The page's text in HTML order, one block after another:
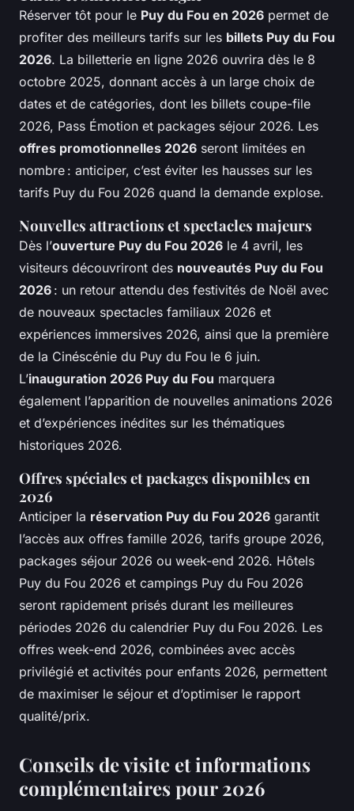
Réserver tôt pour le Puy du Fou en 2026 permet de
profiter des meilleurs tarifs sur les billets Puy du Fou
2026. La billetterie en ligne 2026 ouvrira dès le 8
octobre 2025, donnant accès à un large choix de
dates et de catégories, dont les billets coupe-file
2026, Pass Émotion et packages séjour 2026. Les
offres promotionnelles 2026 seront limitées en
nombre : anticiper, c’est éviter les hausses sur les
tarifs Puy du Fou 2026 quand la demande explose.
Nouvelles attractions et spectacles majeurs
Dès l’ouverture Puy du Fou 2026 le 4 avril, les
visiteurs découvriront des nouveautés Puy du Fou
2026 : un retour attendu des festivités de Noël avec
de nouveaux spectacles familiaux 2026 et
expériences immersives 2026, ainsi que la première
de la Cinéscénie du Puy du Fou le 6 juin.
L’inauguration 2026 Puy du Fou marquera
également l’apparition de nouvelles animations 2026
et d’expériences inédites sur les thématiques
historiques 2026.
Offres spéciales et packages disponibles en
2026
Anticiper la réservation Puy du Fou 2026 garantit
l’accès aux offres famille 2026, tarifs groupe 2026,
packages séjour 2026 ou week-end 2026. Hôtels
Puy du Fou 2026 et campings Puy du Fou 2026
seront rapidement prisés durant les meilleures
périodes 2026 du calendrier Puy du Fou 2026. Les
offres week-end 2026, combinées avec accès
privilégié et activités pour enfants 2026, permettent
de maximiser le séjour et d’optimiser le rapport
qualité/prix.
Conseils de visite et informations
complémentaires pour 2026